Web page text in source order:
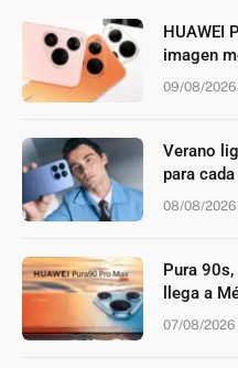
HUAWEI
imagen
09/08/2026
Verano
para
08/08/2026
Pura
llega a
07/08/2026